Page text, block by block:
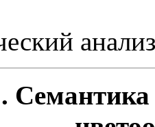
Семантика